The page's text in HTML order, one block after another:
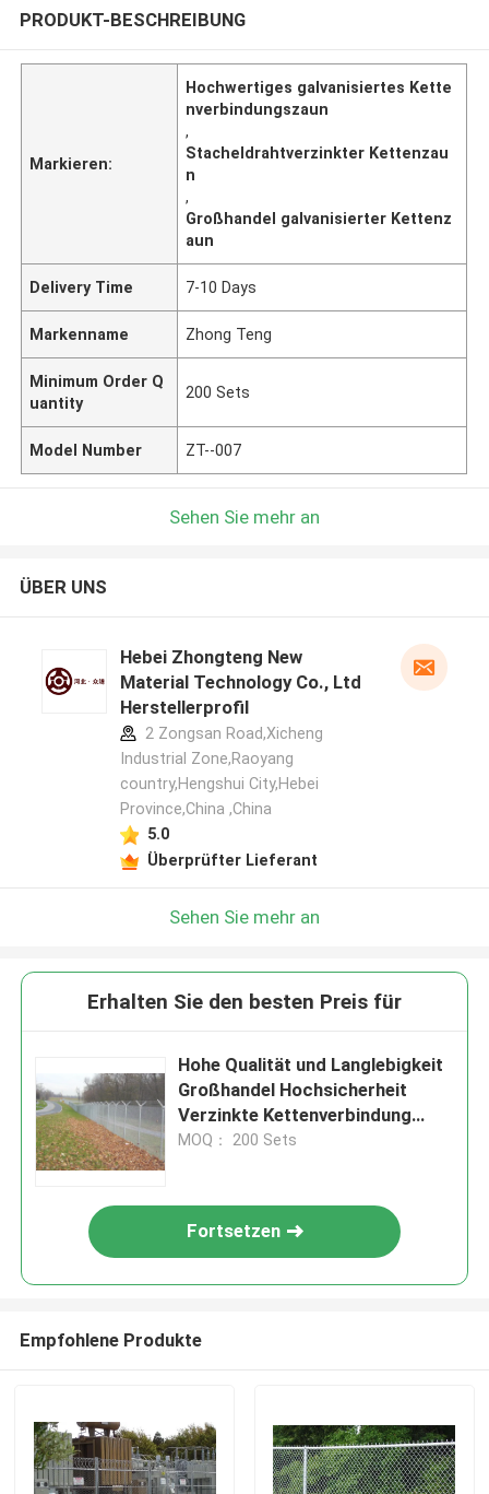
PRODUKT-BESCHREIBUNG
Markieren:
Hochwertiges galvanisiertes Kette
nverbindungszaun
,
Stacheldrahtverzinkter Kettenzau
n
,
Großhandel galvanisierter Kettenz
aun
Delivery Time 7-10 Days
Markenname Zhong Teng
Minimum Order Q
uantity
200 Sets
Model Number ZT--007
Sehen Sie mehr an
ÜBER UNS
Hebei Zhongteng New
Material Technology Co., Ltd
Herstellerprofil
2 Zongsan Road,Xicheng
Industrial Zone,Raoyang
country,Hengshui City,Hebei
Province,China ,China
5.0
Überprüfter Lieferant
Sehen Sie mehr an
Erhalten Sie den besten Preis für
Hohe Qualität und Langlebigkeit
Großhandel Hochsicherheit
Verzinkte Kettenverbindung
Zaun Kosten mit Stacheldraht
MOQ： 200 Sets
Fortsetzen
Empfohlene Produkte